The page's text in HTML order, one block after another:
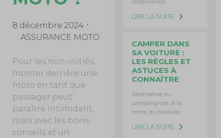
8 décembre 2024
ASSURANCE MOTO
Pour les non-initiés,
monter derrière une
moto en tant que
passager peut
paraître intimidant,
mais avec les bons
conseils et un
LIRE LA SUITE
CAMPER DANS
SA VOITURE :
LES RÈGLES ET
ASTUCES À
CONNAÎTRE
Alternative au
camping-car, à la
tente, au bivouac
LIRE LA SUITE